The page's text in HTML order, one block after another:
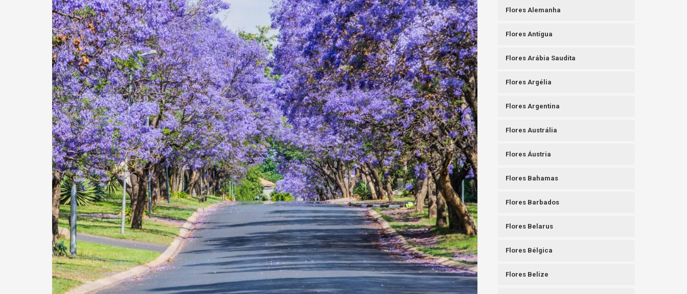
Flores Alemanha
Flores Antígua
Flores Arábia Saudita
Flores Argélia
Flores Argentina
Flores Austrália
Flores Áustria
Flores Bahamas
Flores Barbados
Flores Belarus
Flores Bélgica
Flores Belize